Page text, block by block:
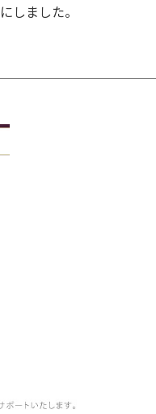
しました。